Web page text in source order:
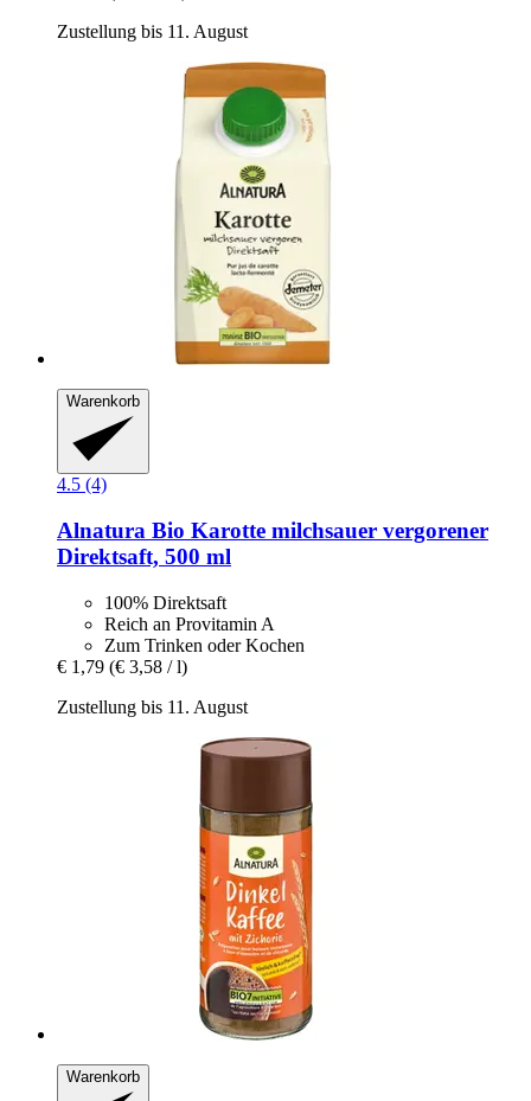
Zustellung bis 11. August
Warenkorb
4.5 (4)
Alnatura Bio Karotte milchsauer vergorener
Direktsaft, 500 ml
100% Direktsaft
Reich an Provitamin A
Zum Trinken oder Kochen
€ 1,79 (€ 3,58 / l)
Zustellung bis 11. August
Warenkorb